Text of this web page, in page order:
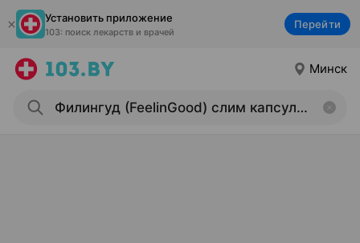
Установить приложение
103: поиск лекарств и врачей
Перейти
Минск